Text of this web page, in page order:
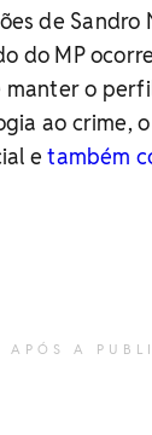
de Sandro
do MP
o
ao crime,
etambém
APÓS A